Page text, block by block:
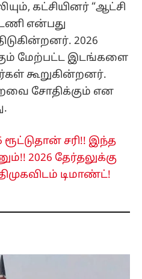
கட்சியினர் “ஆட்சி
என்பது
2026
மேற்பட்ட இடங்களை
கூறுகின்றனர்.
உறவை சோதிக்கும் என
ரூட்டுதான் சரி!! இந்த
2026 தேர்தலுக்கு
டிமாண்ட்!